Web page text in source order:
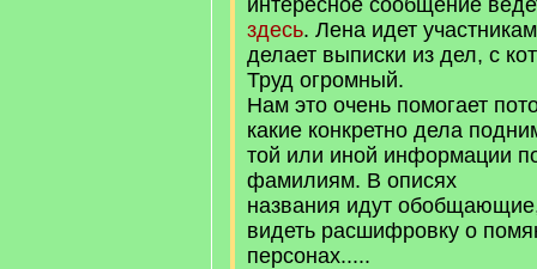
интересное сообщение
здесь. Лена идет
делает выписки из дел, с
Труд огромный.
Нам это очень помогает
какие конкретно дела
той или иной информации
фамилиям. В описях
названия идут
видеть расшифровку о
персонах.....